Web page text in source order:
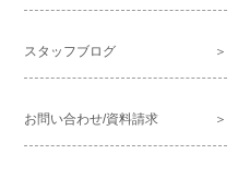
スタッフブログ
お問い合わせ/資料請求